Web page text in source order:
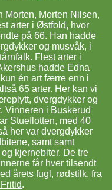
Morten, Morten Nilsen,
arter i Østfold, hvor
på 66. Han hadde
og musvåk, i
Flest arter i
hadde Edna
én art færre enn i
65 arter. Her kan vi
dvergdykker og
Vinneren i Buskerud
Stueflotten, med 40
her var dvergdykker
samt samt
kjernebiter. De tre
får hver tilsendt
årets fugl, rødstilk, fra
.